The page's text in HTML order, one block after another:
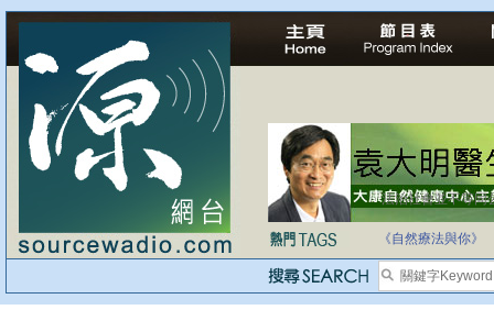
法治社會並不等同
自家教育合法化-
《自然療法與你》